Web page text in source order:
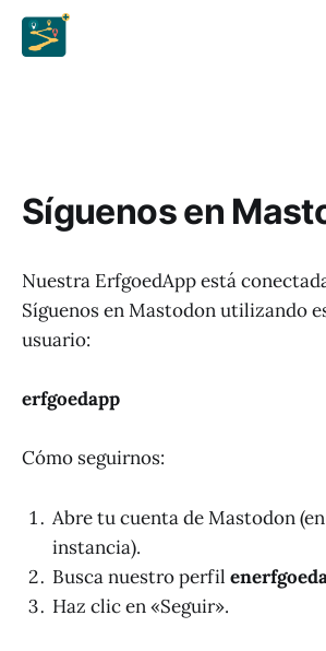
Síguenos en
Nuestra ErfgoedApp está
Síguenos en Mastodon utilizando
usuario:
erfgoedapp
Cómo seguirnos:
Abre tu cuenta de Mastodon
instancia).
Busca nuestro perfil
Haz clic en «Seguir».